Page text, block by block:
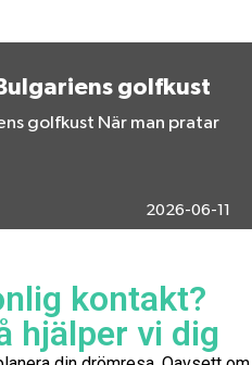
golfkust
golfkust När man pratar
2026-06-11
kontakt?
hjälper vi dig